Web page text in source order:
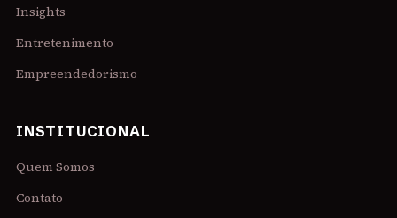
Insights
Entretenimento
Empreendedorismo
INSTITUCIONAL
Quem Somos
Contato